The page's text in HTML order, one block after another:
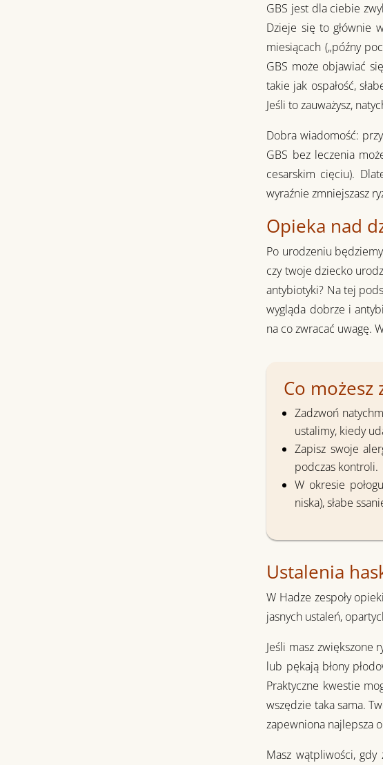
GBS jest dla ciebie
Dzieje się to głównie
miesiącach („późny
GBS może objawiać
takie jak ospałość,
Jeśli to zauważysz,
Dobra wiadomość:
GBS bez leczenia
cesarskim cięciu).
wyraźnie zmniejszasz
Opieka nad
Po urodzeniu
czy twoje dziecko
antybiotyki? Na tej
wygląda dobrze i
na co zwracać uwagę.
Co możesz
Zadzwoń
ustalimy, kiedy
Zapisz swoje
podczas kontroli.
W okresie
niska), słabe
Ustalenia
W Hadze zespoły
jasnych ustaleń,
Jeśli masz zwiększone
lub pękają błony
Praktyczne kwestie
wszędzie taka sama.
zapewniona najlepsza
Masz wątpliwości, gdy